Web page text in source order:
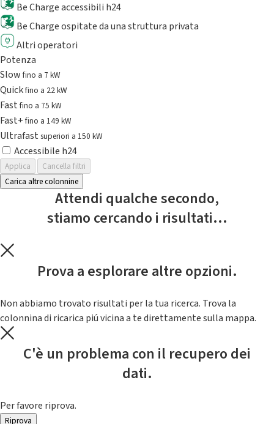
Be Charge accessibili h24
Be Charge ospitate da una struttura privata
Altri operatori
Potenza
Slowfino a 7 kW
Quickfino a 22 kW
Fastfino a 75 kW
Fast+fino a 149 kW
Ultrafast superiori a 150 kW
Accessibile h24
Applica
Cancella filtri
Carica altre colonnine
Attendi qualche secondo,
stiamo cercando i risultati...
Prova a esplorare altre opzioni.
Non abbiamo trovato risultati per la tua ricerca. Trova la
colonnina di ricarica piú vicina a te direttamente sulla mappa.
C'è un problema con il recupero dei
dati.
Per favore riprova.
Riprova